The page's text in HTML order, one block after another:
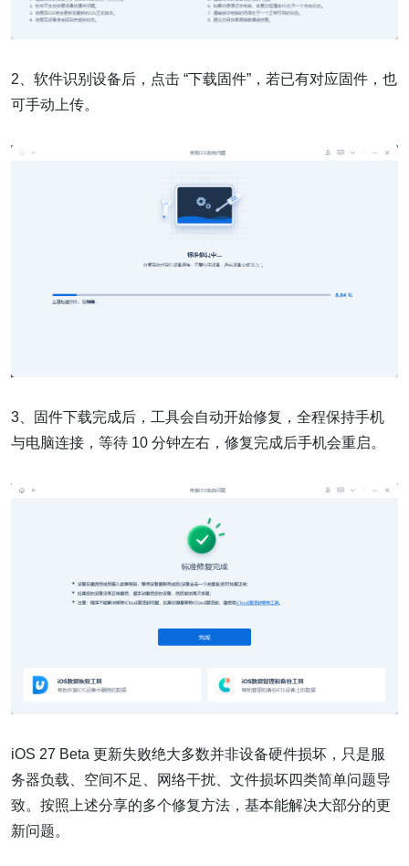
2、软件识别设备后，点击 “下载固件”，若已有对应固件，也
可手动上传。
3、固件下载完成后，工具会自动开始修复，全程保持手机
与电脑连接，等待 10 分钟左右，修复完成后手机会重启。
iOS 27 Beta 更新失败绝大多数并非设备硬件损坏，只是服
务器负载、空间不足、网络干扰、文件损坏四类简单问题导
致。按照上述分享的多个修复方法，基本能解决大部分的更
新问题。